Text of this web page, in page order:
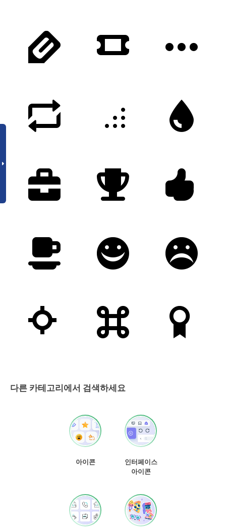
다른 카테고리에서 검색하세요
아이콘
인터페이스
아이콘